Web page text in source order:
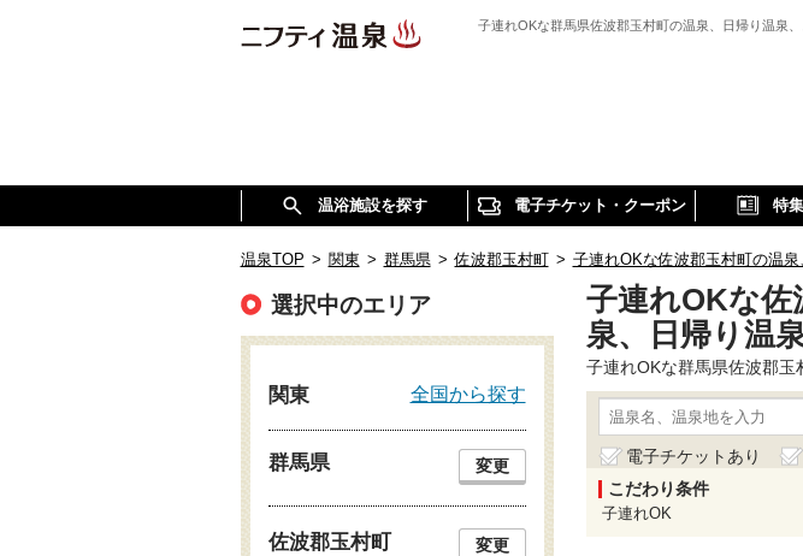
子連れOKな群馬県佐波郡玉村町の温泉、日帰り温泉
温浴施設を探す 電子チケット・クーポン 特
温泉TOP > 関東 > 群馬県 > 佐波郡玉村町 > 子連れOKな佐波郡玉村町の温
子連れOKな佐
泉、日帰り温
子連れOKな群馬県佐波郡
電子チケットあり
こだわり条件
子連れOK
選択中のエリア
関東 全国から探す
群馬県 変更
佐波郡玉村町 変更